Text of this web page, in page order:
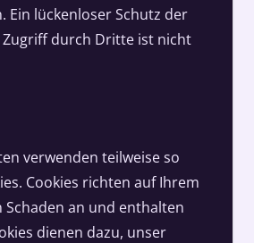
Ein lückenloser Schutz der
durch Dritte ist nicht
verwenden teilweise so
Cookies richten auf Ihrem
Schaden an und enthalten
dienen dazu, unser